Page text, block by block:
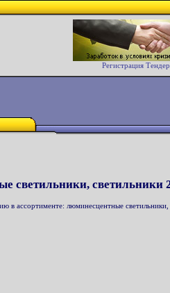
Регистрация
светильники, светильники
ассортименте: люминесцентные светильники,